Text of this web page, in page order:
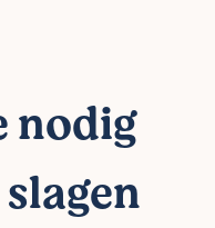
nodig